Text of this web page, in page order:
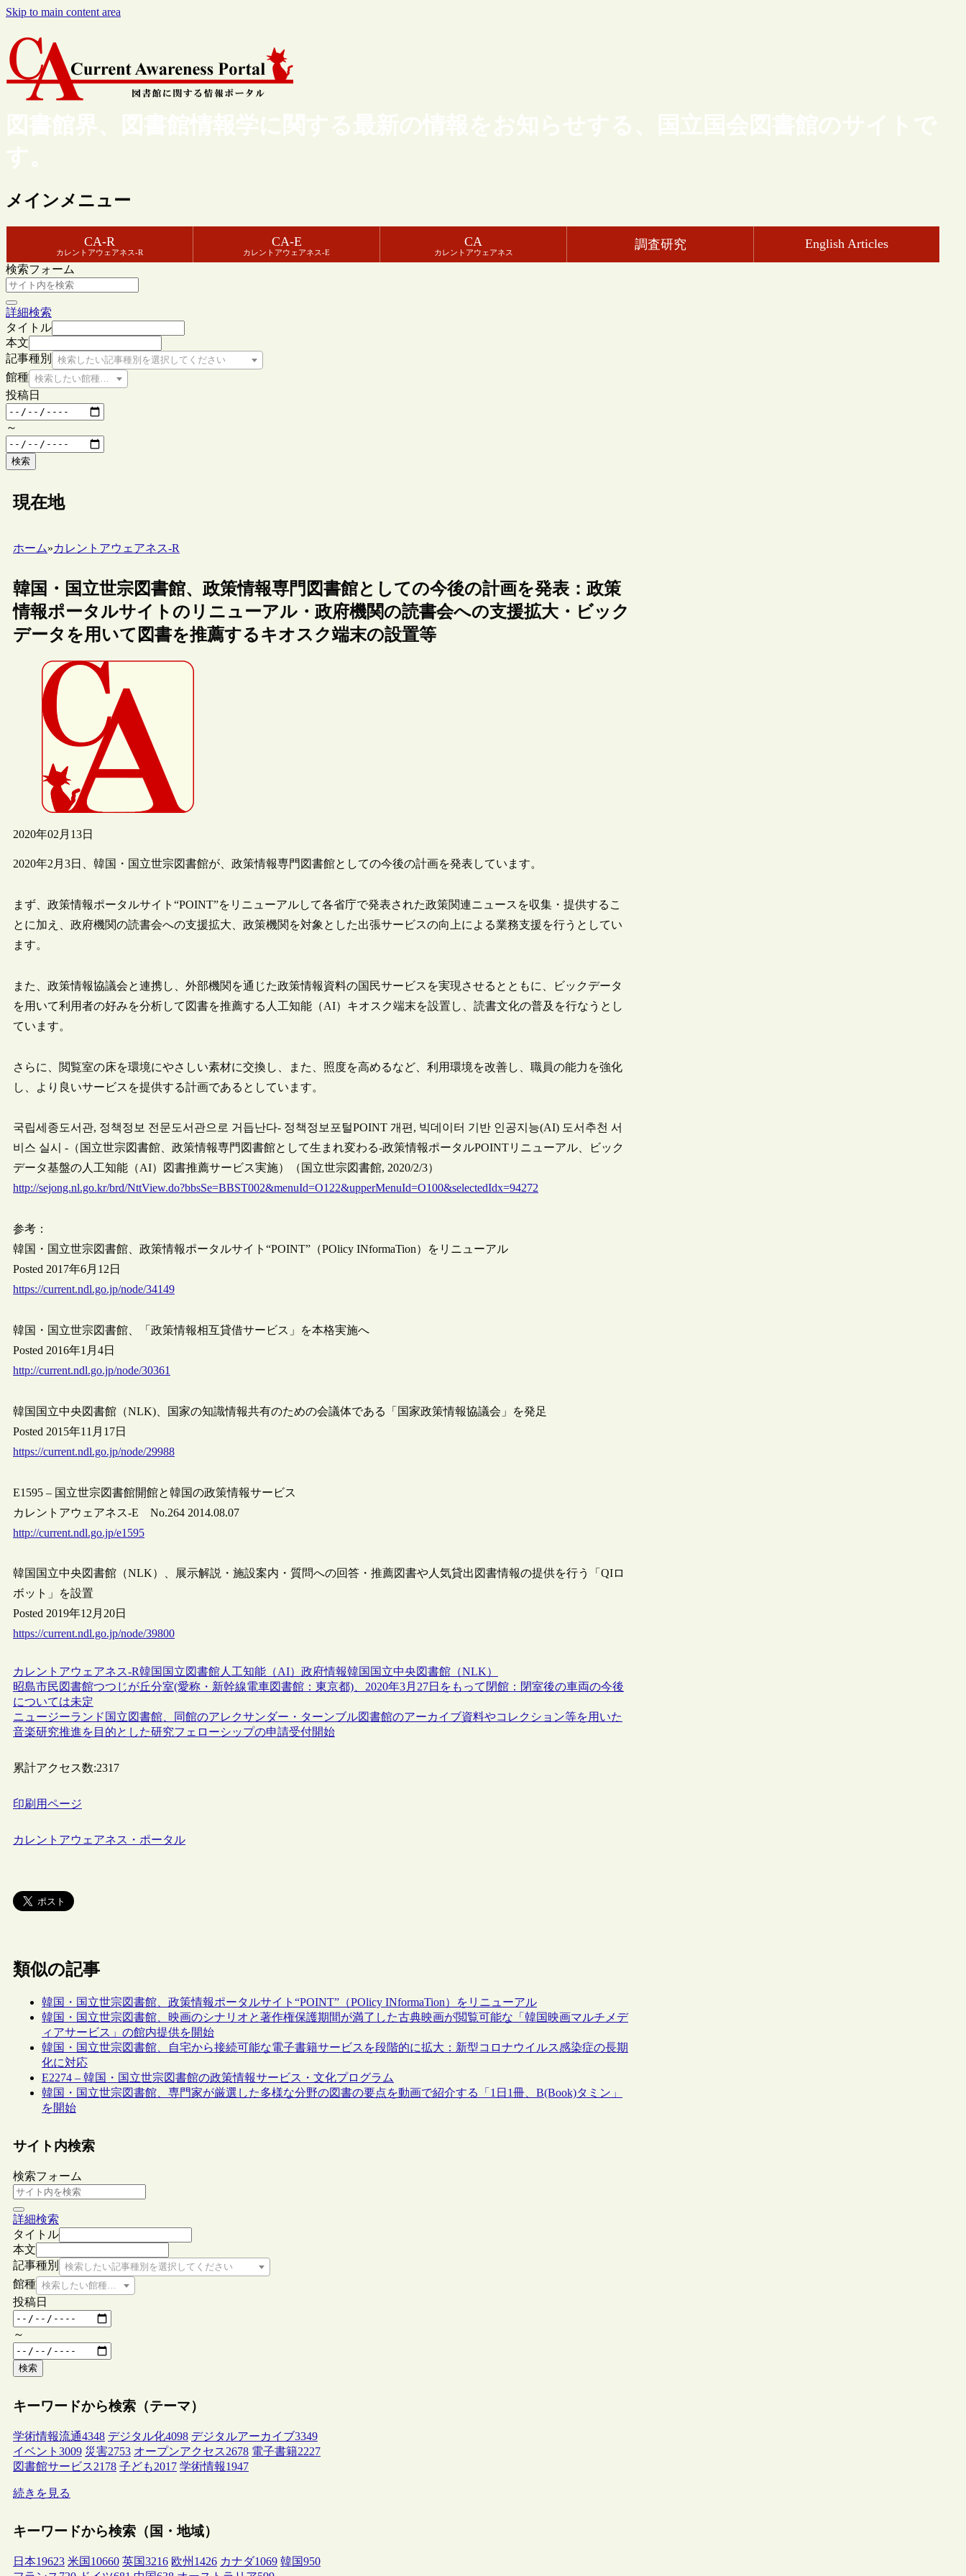
Skip to main content area
図書館界、図書館情報学に関する最新の情報をお知らせする、国立国会図書館のサイトで
す。
メインメニュー
CA-R
カレントアウェアネス-R
CA-E
カレントアウェアネス-E
CA
カレントアウェアネス
調査研究 English Articles
検索フォーム
詳細検索
タイトル
本文
記事種別
検索したい記事種別を選択してください
館種 検索したい館種を選択してください
投稿日
～
検索
現在地
ホーム»カレントアウェアネス-R
韓国・国立世宗図書館、政策情報専門図書館としての今後の計画を発表：政策
情報ポータルサイトのリニューアル・政府機関の読書会への支援拡大・ビック
データを用いて図書を推薦するキオスク端末の設置等
2020年02月13日
2020年2月3日、韓国・国立世宗図書館が、政策情報専門図書館としての今後の計画を発表しています。
まず、政策情報ポータルサイト“POINT”をリニューアルして各省庁で発表された政策関連ニュースを収集・提供するこ
とに加え、政府機関の読書会への支援拡大、政策機関を対象とした出張サービスの向上による業務支援を行うとしてい
ます。
また、政策情報協議会と連携し、外部機関を通じた政策情報資料の国民サービスを実現させるとともに、ビックデータ
を用いて利用者の好みを分析して図書を推薦する人工知能（AI）キオスク端末を設置し、読書文化の普及を行なうとし
ています。
さらに、閲覧室の床を環境にやさしい素材に交換し、また、照度を高めるなど、利用環境を改善し、職員の能力を強化
し、より良いサービスを提供する計画であるとしています。
국립세종도서관, 정책정보 전문도서관으로 거듭난다- 정책정보포털POINT 개편, 빅데이터 기반 인공지능(AI) 도서추천 서
비스 실시 -（国立世宗図書館、政策情報専門図書館として生まれ変わる-政策情報ポータルPOINTリニューアル、ビック
データ基盤の人工知能（AI）図書推薦サービス実施）（国立世宗図書館, 2020/2/3）
http://sejong.nl.go.kr/brd/NttView.do?bbsSe=BBST002&menuId=O122&upperMenuId=O100&selectedIdx=94272
参考：
韓国・国立世宗図書館、政策情報ポータルサイト“POINT”（POlicy INformaTion）をリニューアル
Posted 2017年6月12日
https://current.ndl.go.jp/node/34149
韓国・国立世宗図書館、「政策情報相互貸借サービス」を本格実施へ
Posted 2016年1月4日
http://current.ndl.go.jp/node/30361
韓国国立中央図書館（NLK)、国家の知識情報共有のための会議体である「国家政策情報協議会」を発足
Posted 2015年11月17日
https://current.ndl.go.jp/node/29988
E1595 – 国立世宗図書館開館と韓国の政策情報サービス
カレントアウェアネス-E No.264 2014.08.07
http://current.ndl.go.jp/e1595
韓国国立中央図書館（NLK）、展示解説・施設案内・質問への回答・推薦図書や人気貸出図書情報の提供を行う「QIロ
ボット」を設置
Posted 2019年12月20日
https://current.ndl.go.jp/node/39800
カレントアウェアネス-R韓国 国立図書館人工知能（AI） 政府情報韓国国立中央図書館（NLK）
昭島市民図書館つつじが丘分室(愛称・新幹線電車図書館：東京都)、2020年3月27日をもって閉館：閉室後の車両の今後
については未定
ニュージーランド国立図書館、同館のアレクサンダー・ターンブル図書館のアーカイブ資料やコレクション等を用いた
音楽研究推進を目的とした研究フェローシップの申請受付開始
累計アクセス数:2317
印刷用ページ
カレントアウェアネス・ポータル
類似の記事
韓国・国立世宗図書館、政策情報ポータルサイト“POINT”（POlicy INformaTion）をリニューアル
韓国・国立世宗図書館、映画のシナリオと著作権保護期間が満了した古典映画が閲覧可能な「韓国映画マルチメデ
ィアサービス」の館内提供を開始
韓国・国立世宗図書館、自宅から接続可能な電子書籍サービスを段階的に拡大：新型コロナウイルス感染症の長期
化に対応
E2274 – 韓国・国立世宗図書館の政策情報サービス・文化プログラム
韓国・国立世宗図書館、専門家が厳選した多様な分野の図書の要点を動画で紹介する「1日1冊、B(Book)タミン」
を開始
サイト内検索
検索フォーム
詳細検索
タイトル
本文
記事種別
検索したい記事種別を選択してください
館種 検索したい館種を選択してください
投稿日
～
検索
キーワードから検索（テーマ）
学術情報流通4348 デジタル化4098 デジタルアーカイブ3349
イベント 3009 災害2753 オープンアクセス2678 電子書籍2227
図書館サービス2178 子ども2017 学術情報1947
続きを見る
キーワードから検索（国・地域）
日本19623 米国 10660 英国3216 欧州 1426 カナダ1069 韓国950